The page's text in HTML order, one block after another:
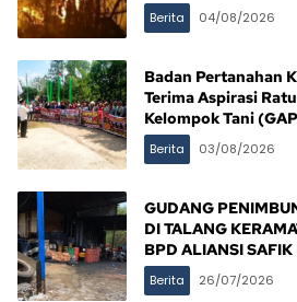
Berita 04/08/2026
Badan Pertanahan
Terima Aspirasi
Kelompok Tani
Masyarakat Rimba
Berita 03/08/2026
GUDANG
DI TALANG
BPD ALIANSI
PENINDAKAN
BANYUASIN
Berita 26/07/2026